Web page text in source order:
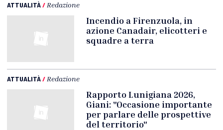
ATTUALITÀ/ Redazione
Incendio a Firenzuola, in
azione Canadair, elicotteri e
squadre a terra
ATTUALITÀ/ Redazione
Rapporto Lunigiana 2026,
Giani: "Occasione importante
per parlare delle prospettive
del territorio"